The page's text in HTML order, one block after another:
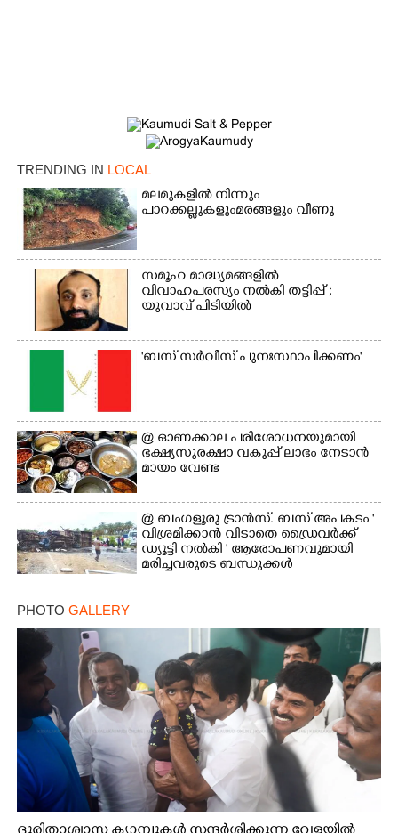
TRENDING IN LOCAL
മലമുകളിൽ നിന്നും
പാറക്കല്ലുകളുംമരങ്ങളും വീണു
സമൂഹ മാദ്ധ്യമങ്ങളിൽ
വിവാഹപരസ്യം നൽകി തട്ടിപ്പ് ;
യുവാവ് പിടിയിൽ
'ബസ് സർവീസ് പുനഃസ്ഥാപിക്കണം'
@​​​​​​​ ഓണക്കാല പരിശോധനയുമായി
ഭക്ഷ്യസുരക്ഷാ വകുപ്പ് ലാഭം നേടാൻ
മായം വേണ്ട
@ ബംഗളൂരു ട്രാൻസ്. ബസ് അപകടം '
വി​ശ്ര​മിക്കാൻ വിടാതെ ഡ്രൈ​വ​ർ​ക്ക്
ഡ്യൂട്ടി നൽകി ' ആരോപണവുമായി
മരിച്ചവരുടെ ബന്ധുക്കൾ
PHOTO GALLERY
×
Share this link